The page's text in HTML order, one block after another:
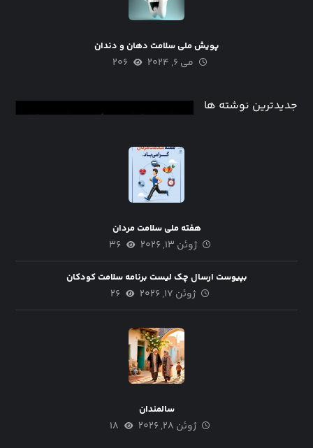
پویش ملی سلامت دهان و دندان
می ۶, ۲۰۲۴ ۲۰۶
جدیدترین نوشته ها
هفته ملی سلامت مردان
ژوئن ۱۳, ۲۰۲۶ ۳۶
بپیوست ارسال چک لیست برنامه سلامت کودکان
ژوئن ۱۷, ۲۰۲۶ ۲۶
سالمندان
ژوئن ۲۸, ۲۰۲۶ ۱۸